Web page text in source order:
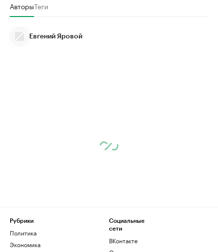
АвторыТеги
Евгений Яровой
Рубрики
Политика
Экономика
Социальные
сети
ВКонтакте